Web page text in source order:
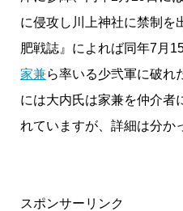
に侵攻し川上神社に禁制を
肥戦誌』によれば同年7月
家兼ら率いる少弐軍に破れ
には大内氏は家兼を仲介者
れていますが、詳細は分か
スポンサーリンク